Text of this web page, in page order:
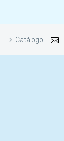
Catálogo